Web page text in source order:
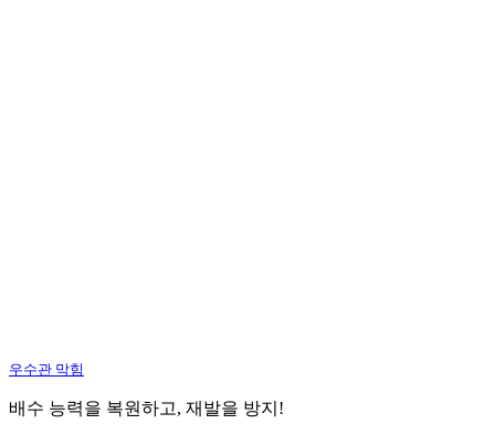
우수관 막힘
배수 능력을 복원하고, 재발을 방지!